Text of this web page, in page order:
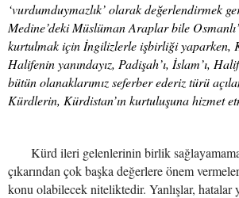
‘vurdumduymazlık’ olarak değerlendirmek
Medine’deki Müslüman Araplar bile
kurtulmak için İngilizlerle işbirliği yaparken,
Halifenin yanındayız, Padişah’ı, İslam’ı,
bütün olanaklarımız seferber ederiz türü
Kürdlerin, Kürdistan’ın kurtuluşuna hizmet
Kürd ileri gelenlerinin birlik
çıkarından çok başka değerlere önem
konu olabilecek niteliktedir. Yanlışlar, hatalar